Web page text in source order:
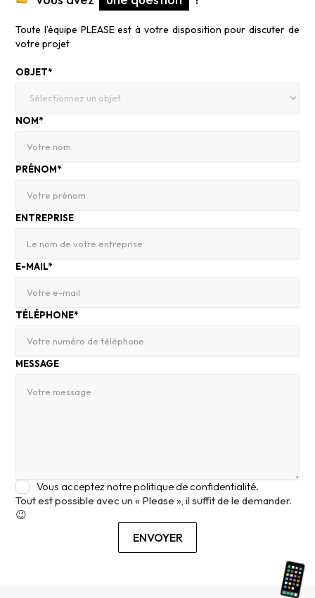
Toute l’équipe PLEASE est à votre disposition pour discuter de
votre projet
OBJET*
NOM*
PRÉNOM*
ENTREPRISE
E-MAIL*
TÉLÉPHONE*
MESSAGE
Vous acceptez notre politique de confidentialité.
Tout est possible avec un « Please », il suffit de le demander.
😉